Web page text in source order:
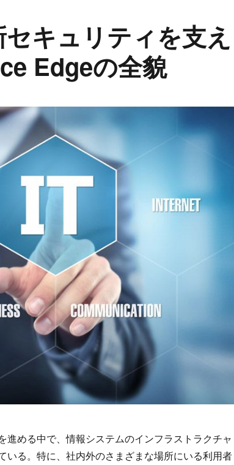
キュリティを支え
Edgeの全貌
進める中で、情報システムのインフラストラクチャ
る。 特に、社内外のさまざまな場所にいる利用者